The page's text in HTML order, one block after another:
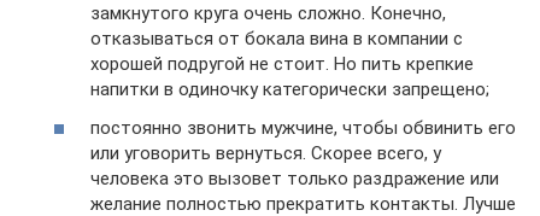
замкнутого круга очень сложно. Конечно,
отказываться от бокала вина в компании с
хорошей подругой не стоит. Но пить крепкие
напитки в одиночку категорически запрещено;
постоянно звонить мужчине, чтобы обвинить его
или уговорить вернуться. Скорее всего, у
человека это вызовет только раздражение или
желание полностью прекратить контакты. Лучше